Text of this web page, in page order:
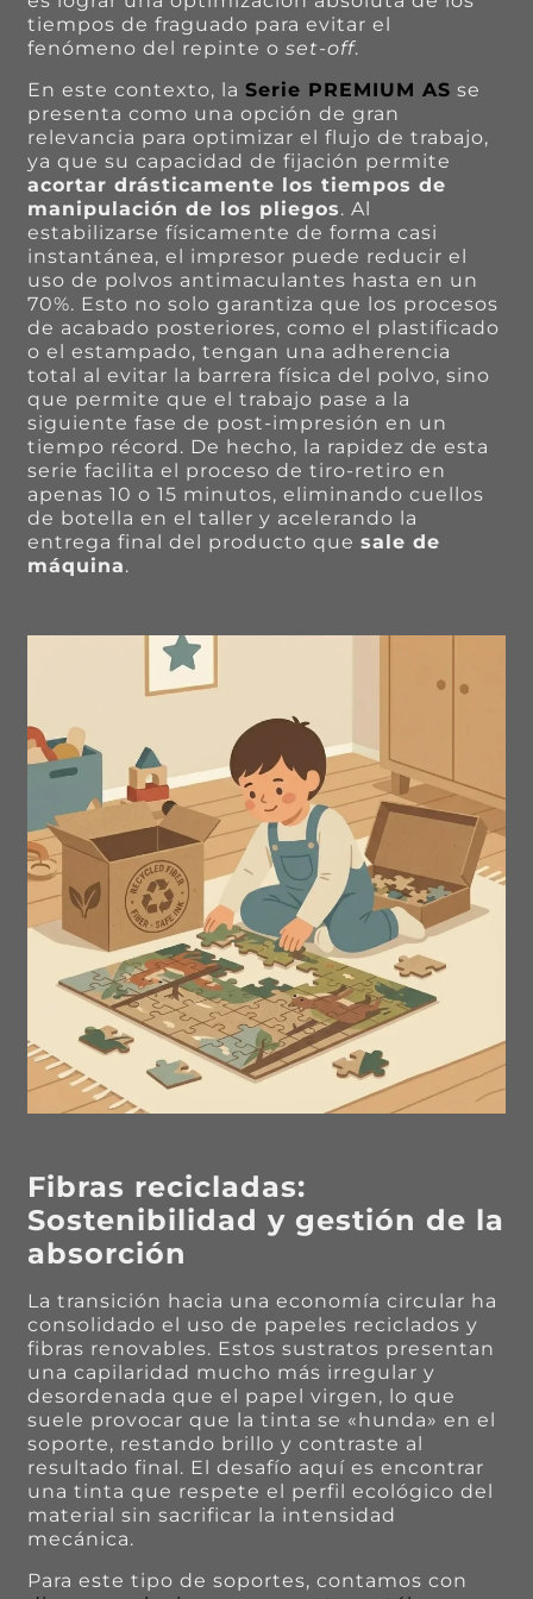
tiempos de fraguado para evitar el
fenómeno del repinte oset-off.
En este contexto, la Serie PREMIUM AS se
presenta como una opción de gran
relevancia para optimizar el flujo de trabajo,
ya que su capacidad de fijación permite
acortar drásticamente los tiempos de
manipulación de los pliegos. Al
estabilizarse físicamente de forma casi
instantánea, el impresor puede reducir el
uso de polvos antimaculantes hasta en un
70%. Esto no solo garantiza que los procesos
de acabado posteriores, como el plastificado
o el estampado, tengan una adherencia
total al evitar la barrera física del polvo, sino
que permite que el trabajo pase a la
siguiente fase de post-impresión en un
tiempo récord. De hecho, la rapidez de esta
serie facilita el proceso de tiro-retiro en
apenas 10 o 15 minutos, eliminando cuellos
de botella en el taller y acelerando la
entrega final del producto quesale de
máquina.
Fibras recicladas:
Sostenibilidad y gestión de la
absorción
La transición hacia una economía circular ha
consolidado el uso de papeles reciclados y
fibras renovables. Estos sustratos presentan
una capilaridad mucho más irregular y
desordenada que el papel virgen, lo que
suele provocar que la tinta se «hunda» en el
soporte, restando brillo y contraste al
resultado final. El desafío aquí es encontrar
una tinta que respete el perfil ecológico del
material sin sacrificar la intensidad
mecánica.
Para este tipo de soportes, contamos con